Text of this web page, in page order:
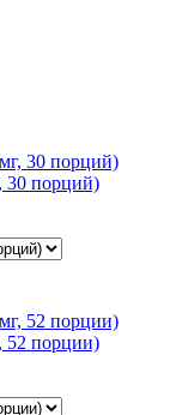
30 порций)
52 порции)